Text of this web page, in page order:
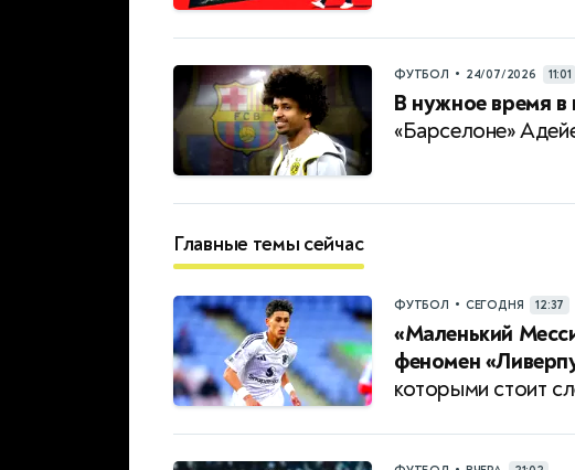
ФУТБОЛ • 24/07/2026 11:01
В нужное время
«Барселоне»
Главные темы сейчас
ФУТБОЛ • СЕГОДНЯ 12:37
«Маленький
феномен
которыми стоит